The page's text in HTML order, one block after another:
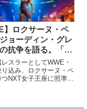
】ロクサーヌ・ペ
ョーディン・グレ
抗争を語る。「ま
所属の彼女と戦う
るとは思っていな
スラーとしてWWE・
り込み、ロクサーヌ・ペ
NXT女子王座に照準を